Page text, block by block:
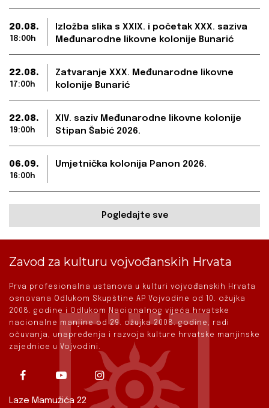
20.08.
18:00h
Izložba slika s XXIX. i početak XXX. saziva
Međunarodne likovne kolonije Bunarić
22.08.
17:00h
Zatvaranje XXX. Međunarodne likovne
kolonije Bunarić
22.08.
19:00h
XIV. saziv Međunarodne likovne kolonije
Stipan Šabić 2026.
06.09.
16:00h
Umjetnička kolonija Panon 2026.
Pogledajte sve
Zavod za kulturu vojvođanskih Hrvata
Prva profesionalna ustanova u kulturi vojvođanskih Hrvata
osnovana Odlukom Skupštine AP Vojvodine od 10. ožujka
2008. godine i Odlukom Nacionalnog vijeća hrvatske
nacionalne manjine od 29. ožujka 2008. godine, radi
očuvanja, unapređenja i razvoja kulture hrvatske manjinske
zajednice u Vojvodini.
Laze Mamužića 22